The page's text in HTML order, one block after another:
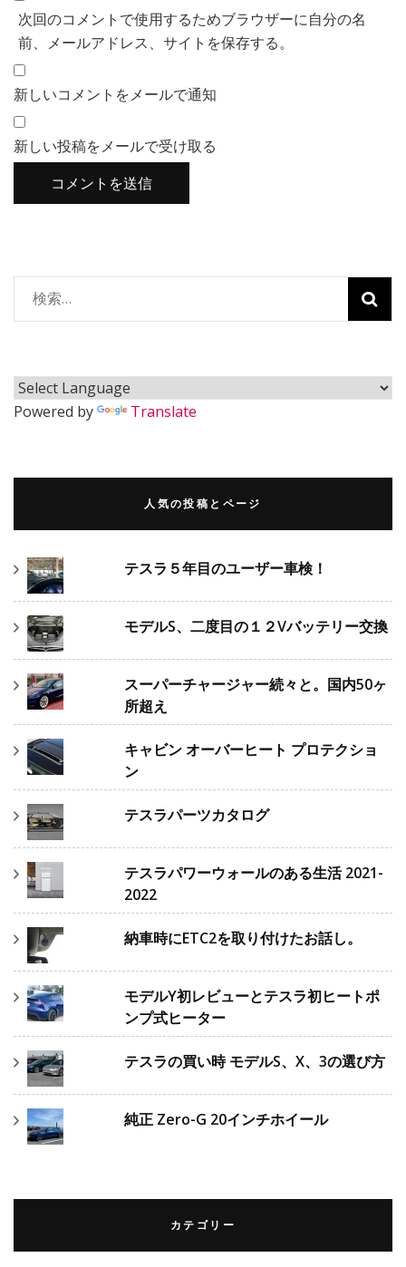
次回のコメントで使用するためブラウザーに自分の名
前、メールアドレス、サイトを保存する。
新しいコメントをメールで通知
新しい投稿をメールで受け取る
検
索:
Powered by Translate
人気の投稿とページ
テスラ５年目のユーザー車検！
モデルS、二度目の１２Vバッテリー交換
スーパーチャージャー続々と。国内50ヶ
所超え
キャビン オーバーヒート プロテクショ
ン
テスラパーツカタログ
テスラパワーウォールのある生活 2021-
2022
納車時にETC2を取り付けたお話し。
モデルY初レビューとテスラ初ヒートポ
ンプ式ヒーター
テスラの買い時 モデルS、X、3の選び方
純正 Zero-G 20インチホイール
カテゴリー